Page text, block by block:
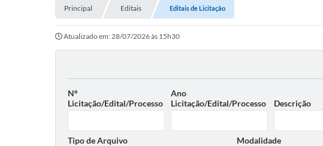
Principal Editais Editais de Licitação
Atualizado em: 28/07/2026 às 15h30
Nº
Licitação/Edital/Processo
Ano
Licitação/Edital/Processo
Descrição
Tipo de Arquivo Modalidade